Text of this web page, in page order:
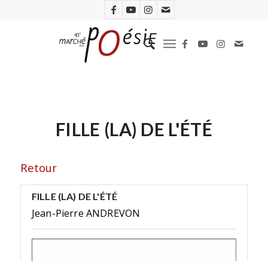
FILLE (LA) DE L'ÉTÉ
Retour
FILLE (LA) DE L'ÉTÉ
Jean-Pierre ANDREVON